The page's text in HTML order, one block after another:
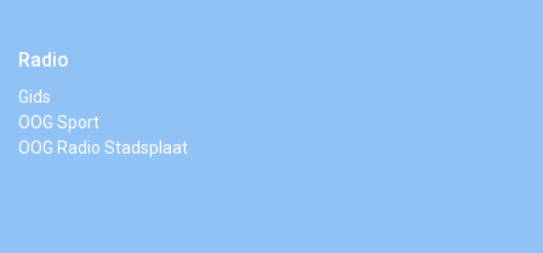
Radio
Gids
OOG Sport
OOG Radio Stadsplaat